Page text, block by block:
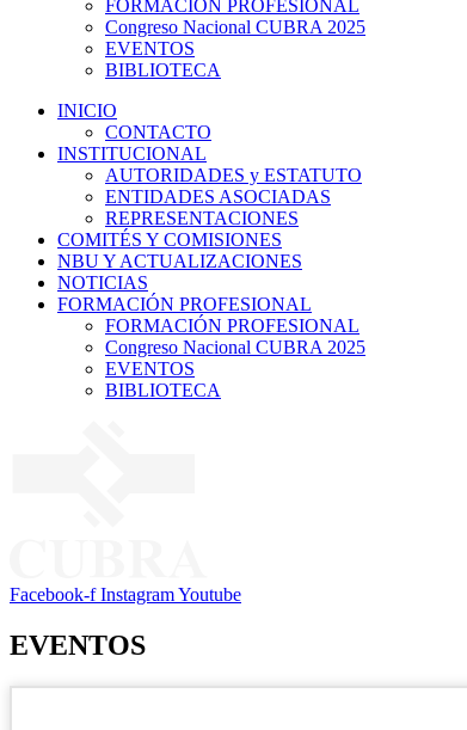
FORMACIÓN PROFESIONAL
Congreso Nacional CUBRA 2025
EVENTOS
BIBLIOTECA
INICIO
CONTACTO
INSTITUCIONAL
AUTORIDADES y ESTATUTO
ENTIDADES ASOCIADAS
REPRESENTACIONES
COMITÉS Y COMISIONES
NBU Y ACTUALIZACIONES
NOTICIAS
FORMACIÓN PROFESIONAL
FORMACIÓN PROFESIONAL
Congreso Nacional CUBRA 2025
EVENTOS
BIBLIOTECA
Facebook-f InstagramYoutube
EVENTOS